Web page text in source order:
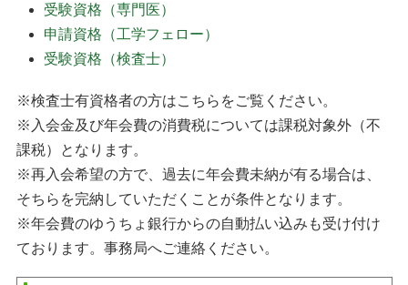
受験資格（専門医）
申請資格（工学フェロー）
受験資格（検査士）
※検査士有資格者の方はこちらをご覧ください。
※入会金及び年会費の消費税については課税対象外（不
課税）となります。
※再入会希望の方で、過去に年会費未納が有る場合は、
そちらを完納していただくことが条件となります。
※年会費のゆうちょ銀行からの自動払い込みも受け付け
ております。事務局へご連絡ください。